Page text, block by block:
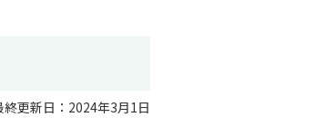
終更新日：2024年3月1日